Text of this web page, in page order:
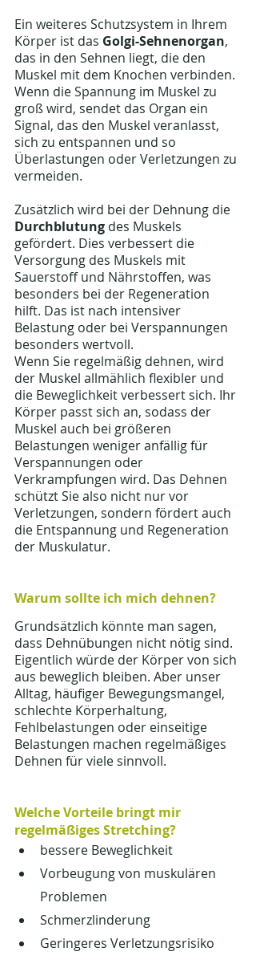
Ein weiteres Schutzsystem in Ihrem
Körper ist das Golgi-Sehnenorgan,
das in den Sehnen liegt, die den
Muskel mit dem Knochen verbinden.
Wenn die Spannung im Muskel zu
groß wird, sendet das Organ ein
Signal, das den Muskel veranlasst,
sich zu entspannen und so
Überlastungen oder Verletzungen zu
vermeiden.
Zusätzlich wird bei der Dehnung die
Durchblutung des Muskels
gefördert. Dies verbessert die
Versorgung des Muskels mit
Sauerstoff und Nährstoffen, was
besonders bei der Regeneration
hilft. Das ist nach intensiver
Belastung oder bei Verspannungen
besonders wertvoll.
Wenn Sie regelmäßig dehnen, wird
der Muskel allmählich flexibler und
die Beweglichkeit verbessert sich. Ihr
Körper passt sich an, sodass der
Muskel auch bei größeren
Belastungen weniger anfällig für
Verspannungen oder
Verkrampfungen wird. Das Dehnen
schützt Sie also nicht nur vor
Verletzungen, sondern fördert auch
die Entspannung und Regeneration
der Muskulatur.
Warum sollte ich mich dehnen?
Grundsätzlich könnte man sagen,
dass Dehnübungen nicht nötig sind.
Eigentlich würde der Körper von sich
aus beweglich bleiben. Aber unser
Alltag, häufiger Bewegungsmangel,
schlechte Körperhaltung,
Fehlbelastungen oder einseitige
Belastungen machen regelmäßiges
Dehnen für viele sinnvoll.
Welche Vorteile bringt mir
regelmäßiges Stretching?
bessere Beweglichkeit
Vorbeugung von muskulären
Problemen
Schmerzlinderung
Geringeres Verletzungsrisiko